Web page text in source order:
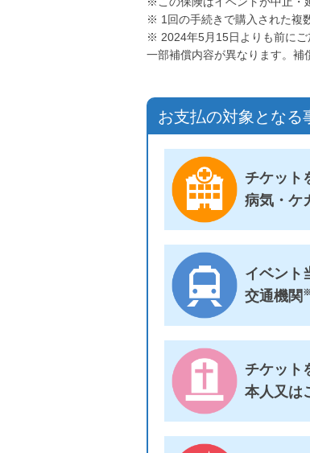
※ 1回の手続きで購入された複
※ 2024年5月15日よりも前に
一部補償内容が異なります。補
お支払の対象となる
チケット
病気・ケ
イベント
交通機関
チケット
本人又は